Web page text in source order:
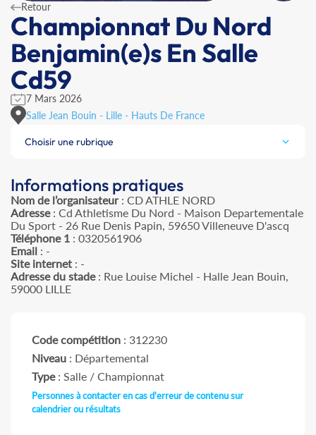
Retour
Championnat Du Nord
Benjamin(e)s En Salle
Cd59
7 Mars 2026
Salle Jean Bouin - Lille - Hauts De France
Choisir une rubrique
Informations pratiques
Nom de l’organisateur: CD ATHLE NORD
Adresse: Cd Athletisme Du Nord - Maison Departementale
Du Sport - 26 Rue Denis Papin, 59650 Villeneuve D'ascq
Téléphone 1 : 0320561906
Email : -
Site internet : -
Adresse du stade: Rue Louise Michel - Halle Jean Bouin,
59000 LILLE
Code compétition : 312230
Niveau : Départemental
Type: Salle / Championnat
Personnes à contacter en cas d'erreur de contenu sur
calendrier ou résultats